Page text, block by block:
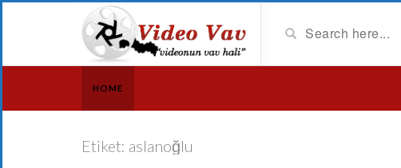
HOME
Etiket: aslanoğlu